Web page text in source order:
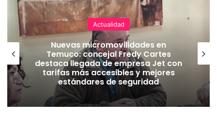
Actualidad
Nuevas micromovilidades en
Temuco: concejal Fredy Cartes
destaca llegada de empresa Jet con
tarifas más accesibles y mejores
estándares de seguridad